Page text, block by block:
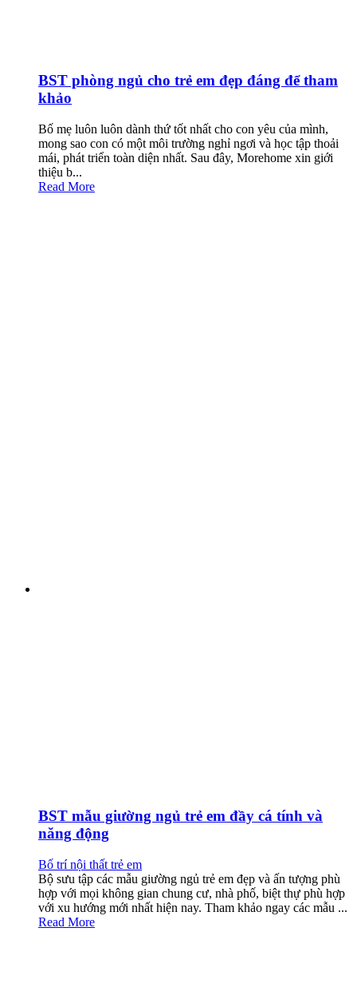
BST phòng ngủ cho trẻ em đẹp đáng để tham
khảo
Bố mẹ luôn luôn dành thứ tốt nhất cho con yêu của mình,
mong sao con có một môi trường nghỉ ngơi và học tập thoải
mái, phát triển toàn diện nhất. Sau đây, Morehome xin giới
thiệu b...
Read More
BST mẫu giường ngủ trẻ em đầy cá tính và
năng động
Bố trí nội thất trẻ em
Bộ sưu tập các mẫu giường ngủ trẻ em đẹp và ấn tượng phù
hợp với mọi không gian chung cư, nhà phố, biệt thự phù hợp
với xu hướng mới nhất hiện nay. Tham khảo ngay các mẫu ...
Read More